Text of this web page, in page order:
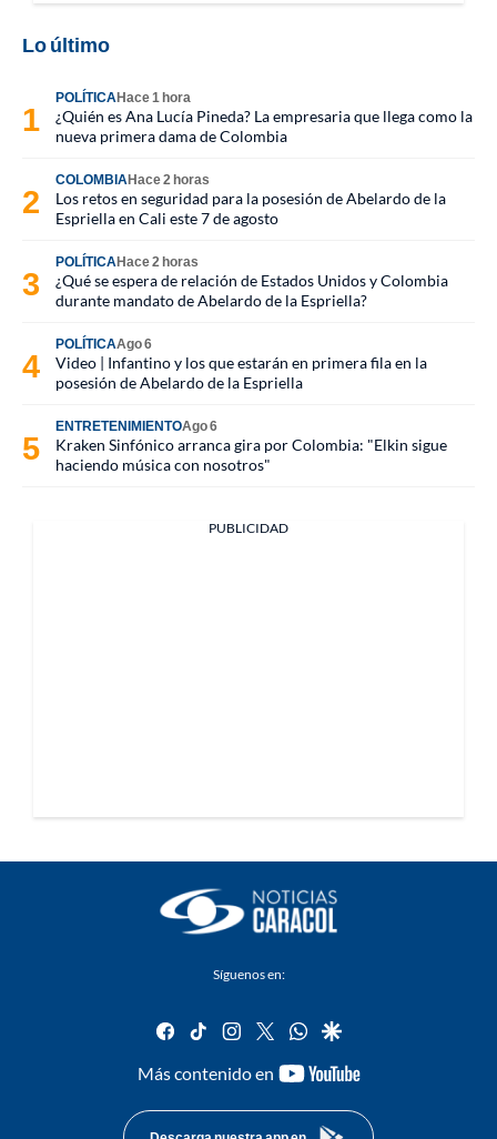
Lo último
POLÍTICAHace 1 hora
¿Quién es Ana Lucía Pineda? La empresaria que llega como la
nueva primera dama de Colombia
COLOMBIAHace 2 horas
Los retos en seguridad para la posesión de Abelardo de la
Espriella en Cali este 7 de agosto
POLÍTICAHace 2 horas
¿Qué se espera de relación de Estados Unidos y Colombia
durante mandato de Abelardo de la Espriella?
POLÍTICAAgo 6
Video | Infantino y los que estarán en primera fila en la
posesión de Abelardo de la Espriella
ENTRETENIMIENTOAgo 6
Kraken Sinfónico arranca gira por Colombia: "Elkin sigue
haciendo música con nosotros"
PUBLICIDAD
Síguenos en:
facebook
tiktok instagram
twitterwhatsapp
google
Más contenido en
youtube-